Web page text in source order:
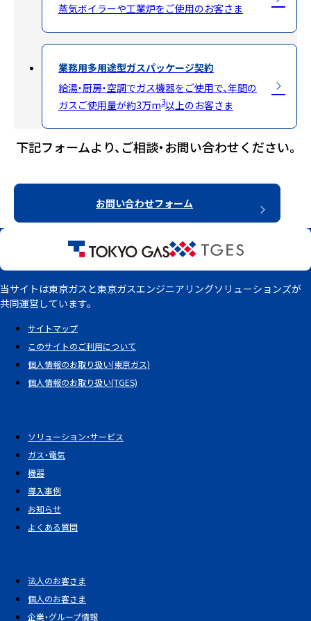
蒸気ボイラーや工業炉をご使用のお客さま
業務用多用途型ガスパッケージ契約
給湯・厨房・空調でガス機器をご使用で、年間の
ガスご使用量が約3万m3以上のお客さま
下記フォームより、ご相談・お問い合わせください。
お問い合わせフォーム
サイトマップ
このサイトのご利用について
個人情報のお取り扱い(東京ガス)
個人情報のお取り扱い(TGES)
ソリューション・サービス
ガス・電気
機器
導入事例
お知らせ
よくある質問
法人のお客さま
個人のお客さま
企業・グループ情報
当サイトは東京ガスと東京ガスエンジニアリングソリューションズが
共同運営しています。